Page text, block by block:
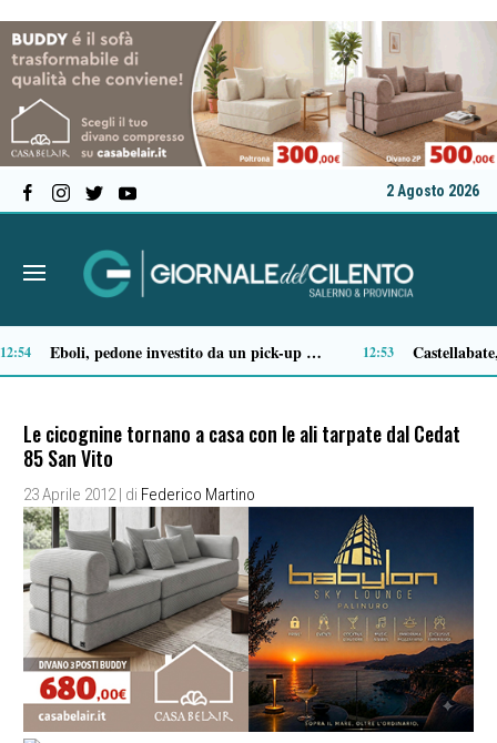
2 Agosto 2026
Sapri: arrestato 49enne dopo le minacce nel palazzo, feriti tre carabinieri durante l’intervento 19:20
Le cicognine tornano a casa con le ali tarpate dal Cedat
85 San Vito
23 Aprile 2012 | di Federico Martino